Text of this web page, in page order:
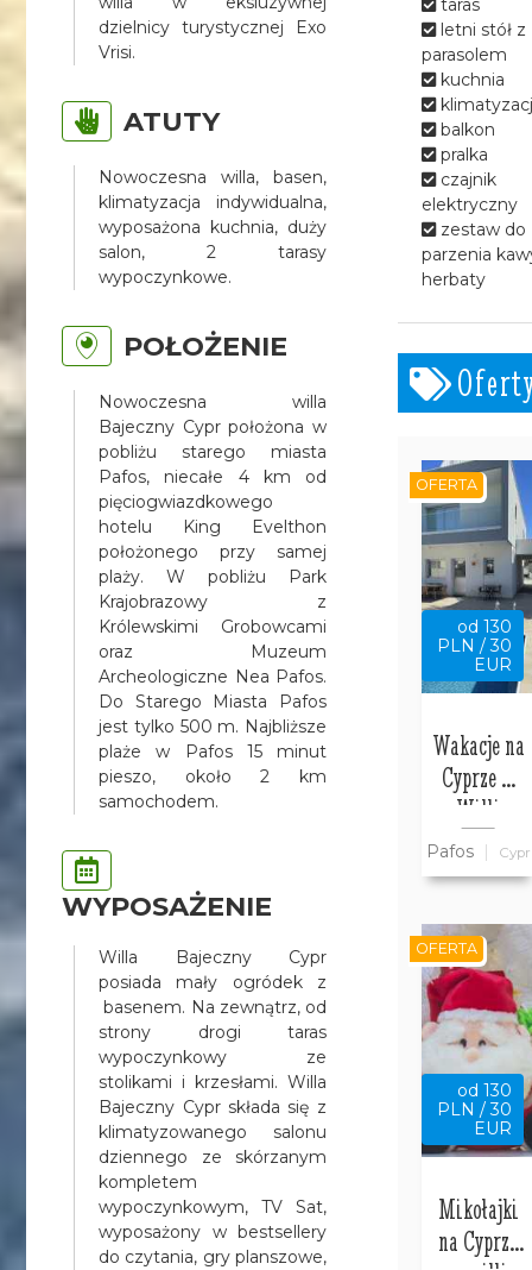
dzielnicy turystycznej Exo
Vrisi.
ATUTY
Nowoczesna willa, basen,
klimatyzacja indywidualna,
wyposażona kuchnia, duży
salon, 2 tarasy
wypoczynkowe.
POŁOŻENIE
Nowoczesna willa
Bajeczny Cypr położona w
pobliżu starego miasta
Pafos, niecałe 4 km od
pięciogwiazdkowego
hotelu King Evelthon
położonego przy samej
plaży. W pobliżu Park
Krajobrazowy z
Królewskimi Grobowcami
oraz Muzeum
Archeologiczne Nea Pafos.
Do Starego Miasta Pafos
jest tylko 500 m. Najbliższe
plaże w Pafos 15 minut
pieszo, około 2 km
samochodem.
WYPOSAŻENIE
Willa Bajeczny Cypr
posiada mały ogródek z
basenem. Na zewnątrz, od
strony drogi taras
wypoczynkowy ze
stolikami i krzesłami. Willa
Bajeczny Cypr składa się z
klimatyzowanego salonu
dziennego ze skórzanym
kompletem
wypoczynkowym, TV Sat,
wyposażony w bestsellery
do czytania, gry planszowe,
taras
letni stół z
parasolem
kuchnia
balkon
pralka
czajnik
elektryczny
zestaw do
parzenia
herbaty
od 130
PLN / 30
EUR
Wakacje na
Cyprze w
Willi
Bajeczny
Cypr
Pafos Cypr
OFERTA
od 130
PLN / 30
EUR
Mikołajki
na Cyprze
OFERTA